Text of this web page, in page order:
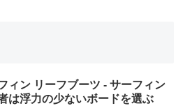
ィン リーフブーツ - サーフィン
は浮力の少ないボードを選ぶ